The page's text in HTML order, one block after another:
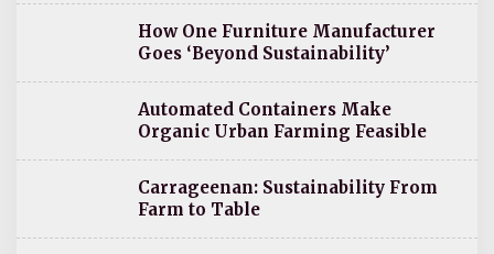
How One Furniture Manufacturer
Goes ‘Beyond Sustainability’
Automated Containers Make
Organic Urban Farming Feasible
Carrageenan: Sustainability From
Farm to Table